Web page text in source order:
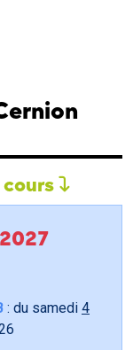
: du samedi 4